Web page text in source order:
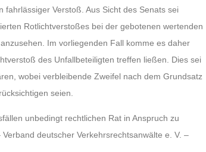
Verstoß. Aus Sicht des Senats sei
Rotlichtverstoßes bei der gebotenen wertenden
Im vorliegenden Fall komme es daher
des Unfallbeteiligten treffen ließen. Dies sei
wobei verbleibende Zweifel nach dem Grundsatz
seien.
unbedingt rechtlichen Rat in Anspruch zu
deutscher Verkehrsrechtsanwälte e. V. –